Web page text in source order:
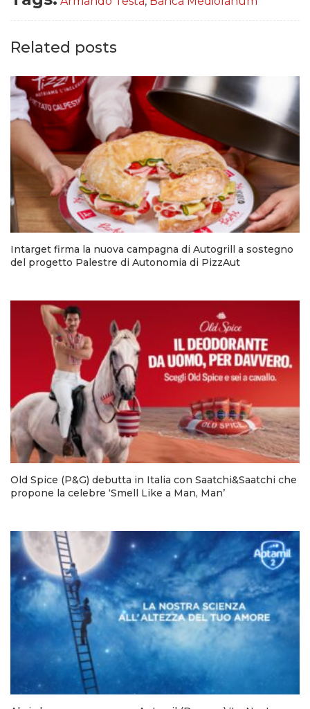
Related posts
Intarget firma la nuova campagna di Autogrill a sostegno
del progetto Palestre di Autonomia di PizzAut
Old Spice (P&G) debutta in Italia con Saatchi&Saatchi che
propone la celebre ‘Smell Like a Man, Man’